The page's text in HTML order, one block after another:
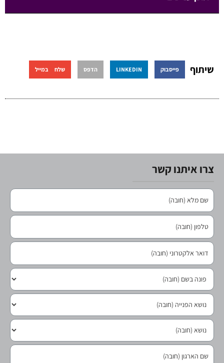
שיתוף פייסבוק LINKEDIN הדפס שלח במייל
צרו איתנו קשר